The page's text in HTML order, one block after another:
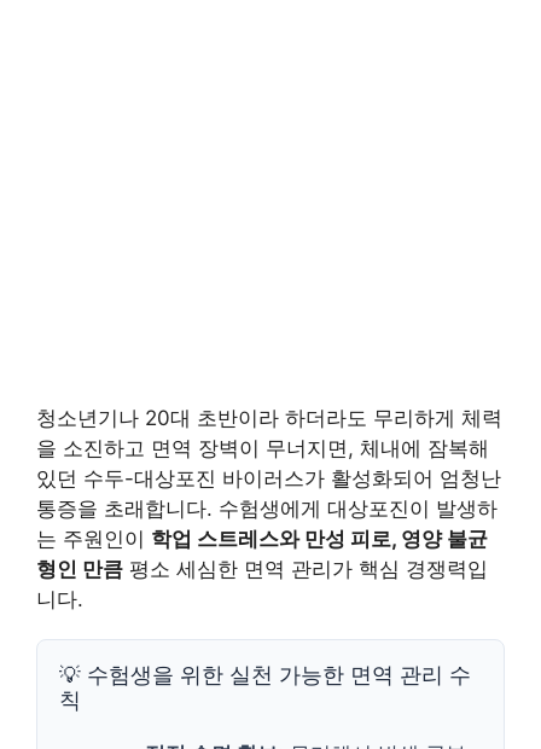
청소년기나 20대 초반이라 하더라도 무리하게 체력
을 소진하고 면역 장벽이 무너지면, 체내에 잠복해
있던 수두-대상포진 바이러스가 활성화되어 엄청난
통증을 초래합니다. 수험생에게 대상포진이 발생하
는 주원인이 학업 스트레스와 만성 피로, 영양 불균
형인 만큼 평소 세심한 면역 관리가 핵심 경쟁력입
니다.
💡 수험생을 위한 실천 가능한 면역 관리 수
칙